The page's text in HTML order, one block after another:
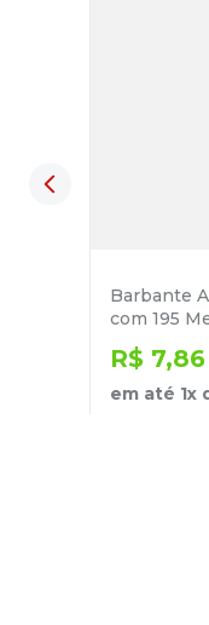
Barbante
com 195
R$ 7,86
em até 1x